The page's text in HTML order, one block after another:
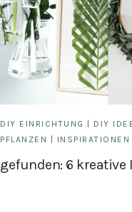
DIY EINRICHTUNG | DIY
PFLANZEN | INSPIRATIONEN
gefunden: 6 kreative